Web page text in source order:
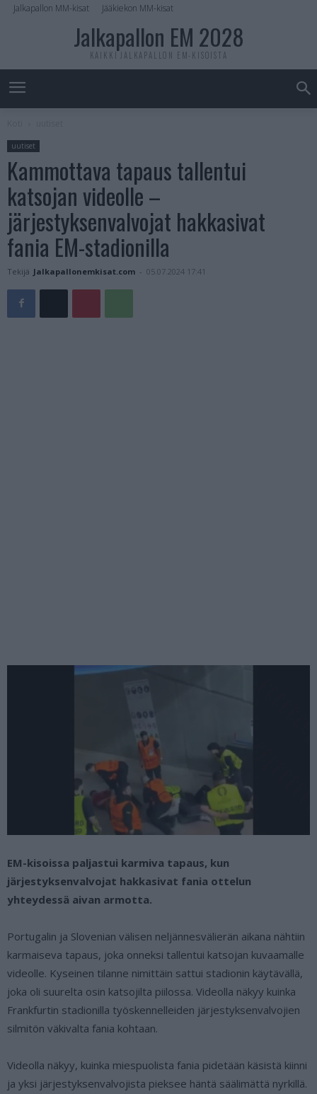
Jalkapallon MM-kisat Jääkiekon MM-kisat
Jalkapallon EM 2028
KAIKKI JALKAPALLON EM-KISOISTA
uutiset
Kammottava tapaus tallentui
katsojan videolle –
järjestyksenvalvojat hakkasivat
fania EM-stadionilla
Tekijä Jalkapallonemkisat.com - 05.07.2024 17:41
EM-kisoissa paljastui karmiva tapaus, kun
järjestyksenvalvojat hakkasivat fania ottelun
yhteydessä aivan armotta.
Portugalin ja Slovenian välisen neljännesvälierän aikana nähtiin
karmaiseva tapaus, joka onneksi tallentui katsojan kuvaamalle
videolle. Kyseinen tilanne nimittäin sattui stadionin käytävällä,
joka oli suurelta osin katsojilta piilossa. Videolla näkyy kuinka
Frankfurtin stadionilla työskennelleiden järjestyksenvalvojien
silmitön väkivalta fania kohtaan.
Videolla näkyy, kuinka miespuolista fania pidetään käsistä kiinni
ja yksi järjestyksenvalvojista pieksee häntä säälimättä nyrkillä.